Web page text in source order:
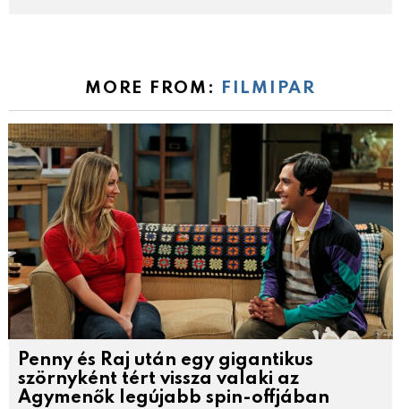
MORE FROM: FILMIPAR
Penny és Raj után egy gigantikus
szörnyként tért vissza valaki az
Agymenők legújabb spin-offjában